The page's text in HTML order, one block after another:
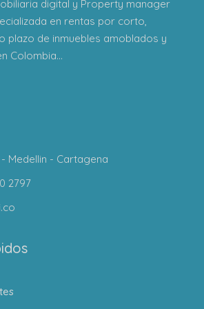
digital y Property manager
en rentas por corto,
plazo de inmuebles amoblados y
Colombia...
Medellin - Cartagena
2797